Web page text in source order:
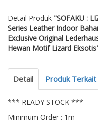
Detail Produk "SOFAKU :
Series Leather Indoor
Exclusive Original
Hewan Motif Lizard
Detail Produk Terkait
*** READY STOCK ***
Minimum Order : 1m